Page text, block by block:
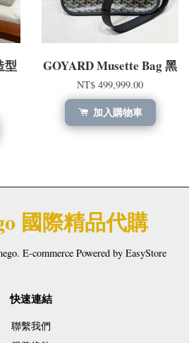
型
GOYARD Musette Bag 黑
NT$ 499,999.00
加入購物車
國際精品代購
E-commerce Powered by EasyStore
快速連結
聯繫我們